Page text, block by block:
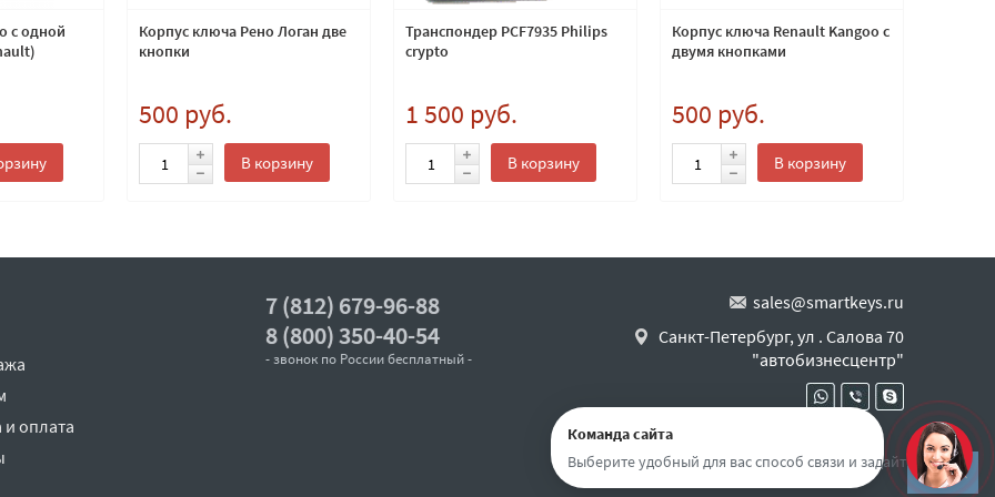
с одной
Корпус ключа Рено Логан две
кнопки
500 руб.
В корзину
Транспондер PCF7935 Philips
crypto
1 500 руб.
В корзину
Корпус ключа Renault Kangoo с
двумя кнопками
500 руб.
В корзину
и оплата
7 (812) 679-96-88
8 (800) 350-40-54
- звонок по России бесплатный -
sales@smartkeys.ru
Санкт-Петербург, ул . Салова 70
"автобизнесцентр"
Наверх
Команда сайта
Выберите удобный для вас способ связи и задайте вопрос